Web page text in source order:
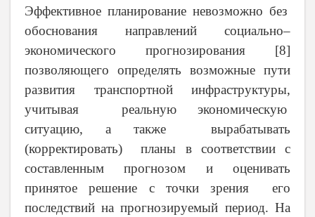
Эффективное планирование невозможно без
обоснования направлений социально–
экономического прогнозирования [8]
позволяющего определять возможные пути
развития транспортной инфраструктуры,
учитывая реальную экономическую
ситуацию, а также вырабатывать
(корректировать) планы в соответствии с
составленным прогнозом и оценивать
принятое решение с точки зрения его
последствий на прогнозируемый период. На